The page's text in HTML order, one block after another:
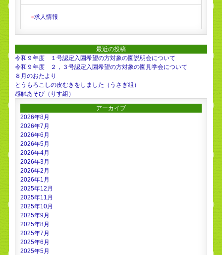
●求人情報
最近の投稿
令和９年度 １号認定入園希望の方対象の園説明会について
令和９年度 ２，３号認定入園希望の方対象の園見学会について
８月のおたより
とうもろこしの皮むきをしました（うさぎ組）
感触あそび（りす組）
アーカイブ
2026年8月
2026年7月
2026年6月
2026年5月
2026年4月
2026年3月
2026年2月
2026年1月
2025年12月
2025年11月
2025年10月
2025年9月
2025年8月
2025年7月
2025年6月
2025年5月